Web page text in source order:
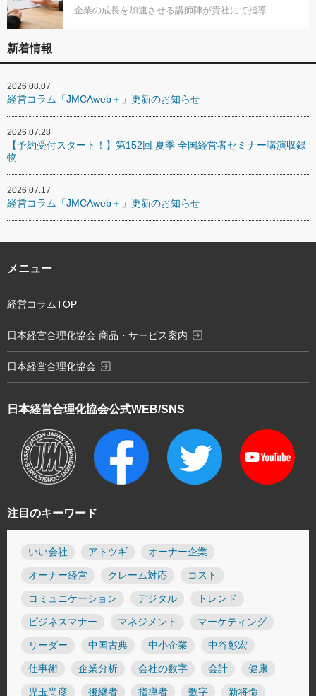
企業の成長を加速させる講師陣が貴社にて指導
新着情報
2026.08.07
経営コラム「JMCAweb＋」更新のお知らせ
2026.07.28
【予約受付スタート！】第152回 夏季 全国経営者セミナー講演収録
物
2026.07.17
経営コラム「JMCAweb＋」更新のお知らせ
注目のキーワード
いい会社 アトツギ オーナー企業
オーナー経営 クレーム対応 コスト
コミュニケーション デジタル トレンド
ビジネスマナー マネジメント マーケティング
リーダー 中国古典 中小企業 中谷彰宏
仕事術 企業分析 会社の数字 会計 健康
児玉尚彦 後継者 指導者 数字 新将命
日本経営合理化協会公式WEB/SNS
メニュー
経営コラムTOP
日本経営合理化協会 商品・サービス案内 exit_to_app
日本経営合理化協会 exit_to_app